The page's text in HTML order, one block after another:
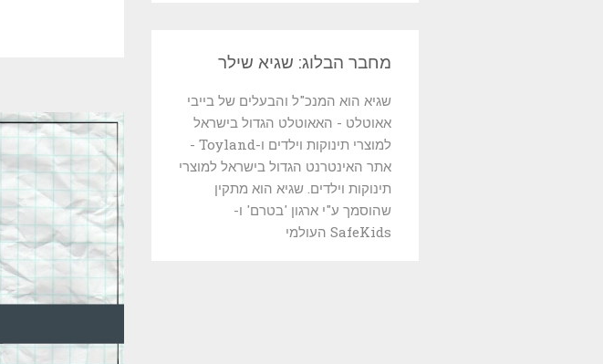
מחבר הבלוג: שגיא שילר
שגיא הוא המנכ"ל והבעלים של בייבי
אאוטלט - האאוטלט הגדול בישראל
למוצרי תינוקות וילדים ו-Toyland -
אתר האינטרנט הגדול בישראל למוצרי
תינוקות וילדים. שגיא הוא מתקין
שהוסמך ע"י ארגון 'בטרם' ו-
SafeKids העולמי